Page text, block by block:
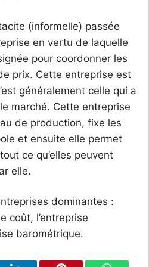
(informelle) passée
en vertu de laquelle
pour coordonner les
prix. Cette entreprise est
généralement celle qui a
marché. Cette entreprise
de production, fixe les
et ensuite elle permet
ce qu’elles peuvent
elle.
dominantes :
coût, l’entreprise
barométrique.